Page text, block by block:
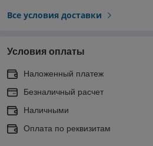
Все условия доставки
Условия оплаты
Наложенный платеж
Безналичный расчет
Наличными
Оплата по реквизитам